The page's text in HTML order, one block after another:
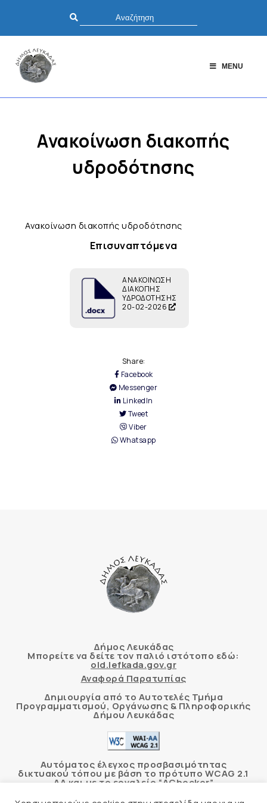
MENU
Ανακοίνωση διακοπής
υδροδότησης
Ανακοίνωση διακοπής υδροδότησης
Επισυναπτόμενα
ΑΝΑΚΟΙΝΩΣΗ
ΔΙΑΚΟΠΗΣ
ΥΔΡΟΔΟΤΗΣΗΣ
20-02-2026
Share:
Facebook
Messenger
LinkedIn
Tweet
Viber
Whatsapp
Δήμος Λευκάδας
Μπορείτε να δείτε τον παλιό ιστότοπο εδώ:
old.lefkada.gov.gr
Αναφορά Παρατυπίας
Δημιουργία από το Αυτοτελές Τμήμα
Προγραμματισμού, Οργάνωσης & Πληροφορικής
Δήμου Λευκάδας
Αυτόματος έλεγχος προσβασιμότητας
δικτυακού τόπου με βάση το πρότυπο WCAG 2.1
AA και με το εργαλείο “AChecker”